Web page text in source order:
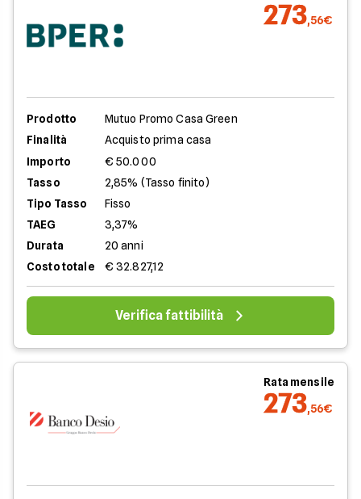
273,56€
Prodotto
Mutuo Promo Casa Green
Finalità
Acquisto prima casa
Importo
€ 50.000
Tasso
2,85% (Tasso finito)
Tipo Tasso
Fisso
TAEG
3,37%
Durata
20 anni
Costo totale
€ 32.827,12
Verifica fattibilità
Rata mensile
273,56€